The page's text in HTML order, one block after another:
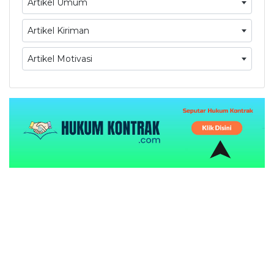
Artikel Umum
Artikel Kiriman
Artikel Motivasi